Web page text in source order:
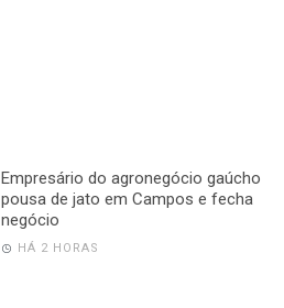
Empresário do agronegócio gaúcho
pousa de jato em Campos e fecha
negócio
HÁ 2 HORAS